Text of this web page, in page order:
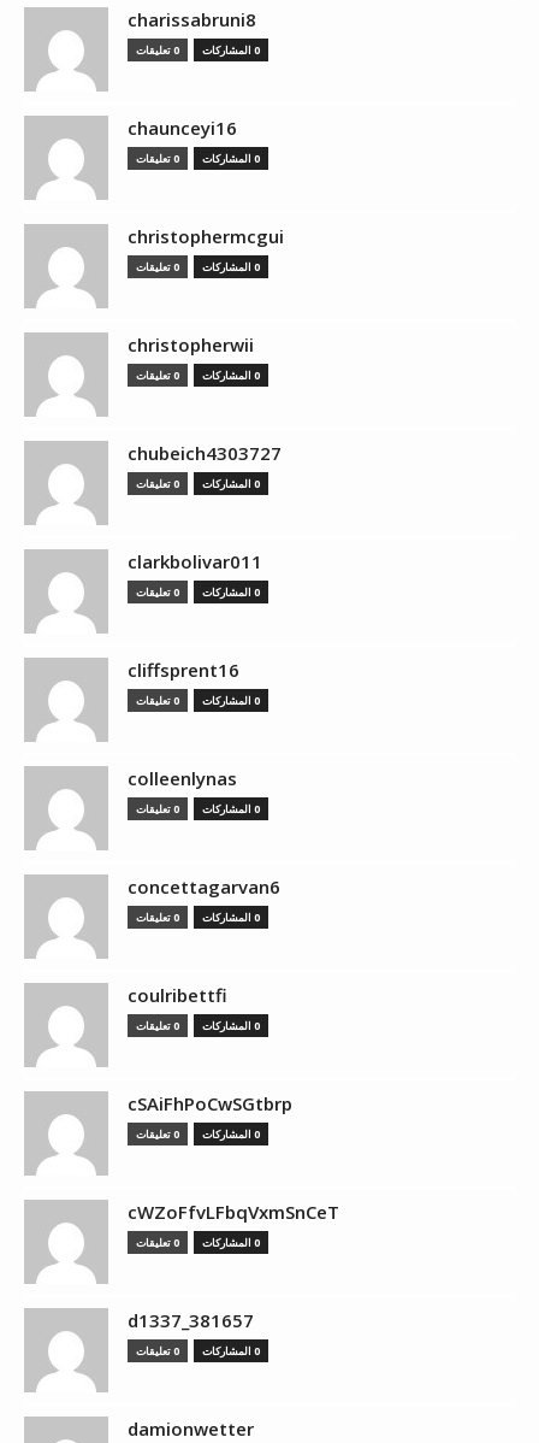
charissabruni8
0 المشاركات 0 تعليقات
chaunceyi16
0 المشاركات 0 تعليقات
christophermcgui
0 المشاركات 0 تعليقات
christopherwii
0 المشاركات 0 تعليقات
chubeich4303727
0 المشاركات 0 تعليقات
clarkbolivar011
0 المشاركات 0 تعليقات
cliffsprent16
0 المشاركات 0 تعليقات
colleenlynas
0 المشاركات 0 تعليقات
concettagarvan6
0 المشاركات 0 تعليقات
coulribettfi
0 المشاركات 0 تعليقات
cSAiFhPoCwSGtbrp
0 المشاركات 0 تعليقات
cWZoFfvLFbqVxmSnCeT
0 المشاركات 0 تعليقات
d1337_381657
0 المشاركات 0 تعليقات
damionwetter